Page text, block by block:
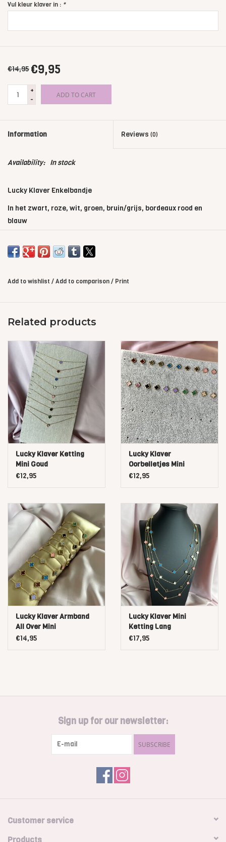
Vul kleur klaver in : *
€14,95 €9,95
+
-
ADD TO CART
Information Reviews (0)
Availability: In stock
Lucky Klaver Enkelbandje
In het zwart, roze, wit, groen, bruin/grijs, bordeaux rood en
blauw
Add to wishlist /Add to comparison/ Print
Related products
Lucky Klaver Ketting
Mini Goud
€12,95
Lucky Klaver
Oorbelletjes Mini
€12,95
Lucky Klaver Armband
All Over Mini
€14,95
Lucky Klaver Mini
Ketting Lang
€17,95
Sign up for our newsletter:
SUBSCRIBE
Customer service
Products